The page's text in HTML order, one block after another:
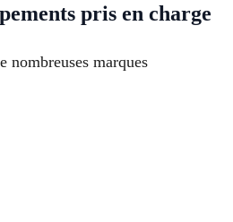
pris en charge
nombreuses marques